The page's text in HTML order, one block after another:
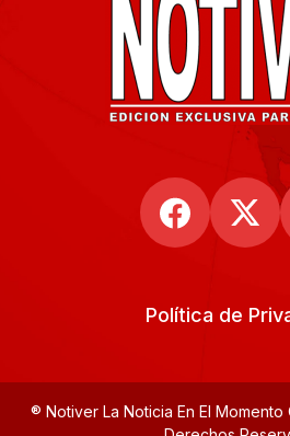
Política de
® Notiver La Noticia En El